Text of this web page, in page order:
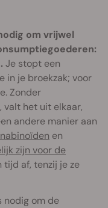
om vrijwel
Je stopt een
in je broekzak; voor
Zonder
valt het uit elkaar,
andere manier aan
en
zijn voor de
tijd af, tenzij je ze
nodig om de